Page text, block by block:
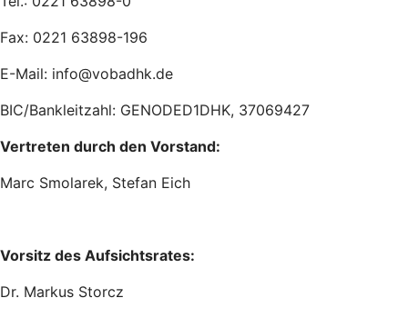
Fax: 0221 63898-196
E-Mail: info@vobadhk.de
BIC/Bankleitzahl: GENODED1DHK, 37069427
Vertreten durch den Vorstand:
Marc Smolarek, Stefan Eich
Vorsitz des Aufsichtsrates:
Dr. Markus Storcz